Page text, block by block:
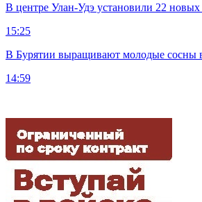
В центре Улан-Удэ установили 22
15:25
В Бурятии выращивают молодые сосны
14:59